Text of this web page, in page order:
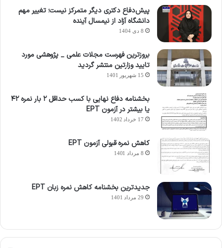
پیش‌دفاع دکتری دیگر متمرکز نیست؛ تغییر مهم
دانشگاه آزاد از نیمسال آینده
8 دی 1404
بروزترین فهرست مجلات علمی _ پژوهشی مورد
تایید وزارتین منتشر گردید
15 شهریور 1401
بخشنامه دفاع نهایی با کسب حداقل ۲ بار نمره ۴۲
یا بیشتر در آزمون EPT
17 خرداد 1402
کاهش نمره قبولی آزمون EPT
8 مرداد 1401
جدیدترین بخشنامه کاهش نمره زبان EPT
29 مرداد 1401